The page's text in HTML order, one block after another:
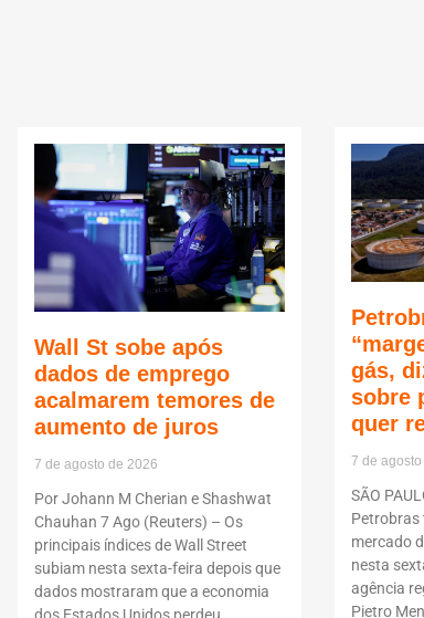
Wall St sobe após
dados de emprego
acalmarem temores de
aumento de juros
7 de agosto de 2026
Por Johann M Cherian e Shashwat
Chauhan 7 Ago (Reuters) – Os
principais índices de Wall Street
subiam nesta sexta-feira depois que
dados mostraram que a economia
dos Estados Unidos perdeu
gás,
sobre
quer
7 de
SÃO
Petrobras
mercado
nesta
agência
Pietro